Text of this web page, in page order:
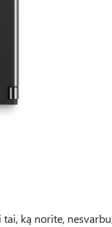
ką norite,